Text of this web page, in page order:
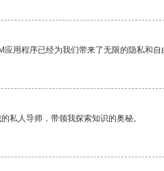
应用程序已经为我们带来了无限的隐私和自
私人导师，带领我探索知识的奥秘。